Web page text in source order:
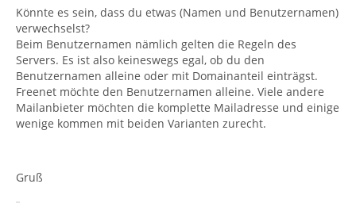
Könnte es sein, dass du etwas (Namen und Benutzernamen)
verwechselst?
Beim Benutzernamen nämlich gelten die Regeln des
Servers. Es ist also keineswegs egal, ob du den
Benutzernamen alleine oder mit Domainanteil einträgst.
Freenet möchte den Benutzernamen alleine. Viele andere
Mailanbieter möchten die komplette Mailadresse und einige
wenige kommen mit beiden Varianten zurecht.
Gruß